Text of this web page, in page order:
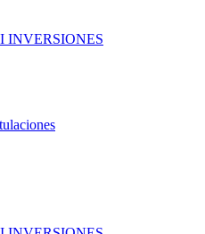
INVERSIONES